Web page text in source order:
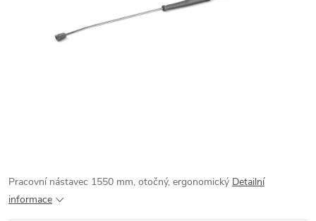
Pracovní nástavec 1550 mm, otočný, ergonomický Detailní
informace